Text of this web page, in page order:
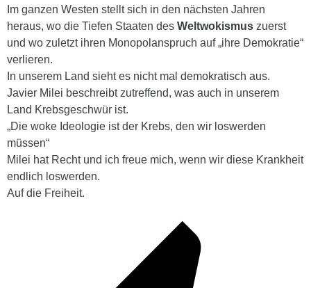
Im ganzen Westen stellt sich in den nächsten Jahren
heraus, wo die Tiefen Staaten des Weltwokismus zuerst
und wo zuletzt ihren Monopolanspruch auf „ihre Demokratie“
verlieren.
In unserem Land sieht es nicht mal demokratisch aus.
Javier Milei beschreibt zutreffend, was auch in unserem
Land Krebsgeschwür ist.
„Die woke Ideologie ist der Krebs, den wir loswerden
müssen“
Milei hat Recht und ich freue mich, wenn wir diese Krankheit
endlich loswerden.
Auf die Freiheit.